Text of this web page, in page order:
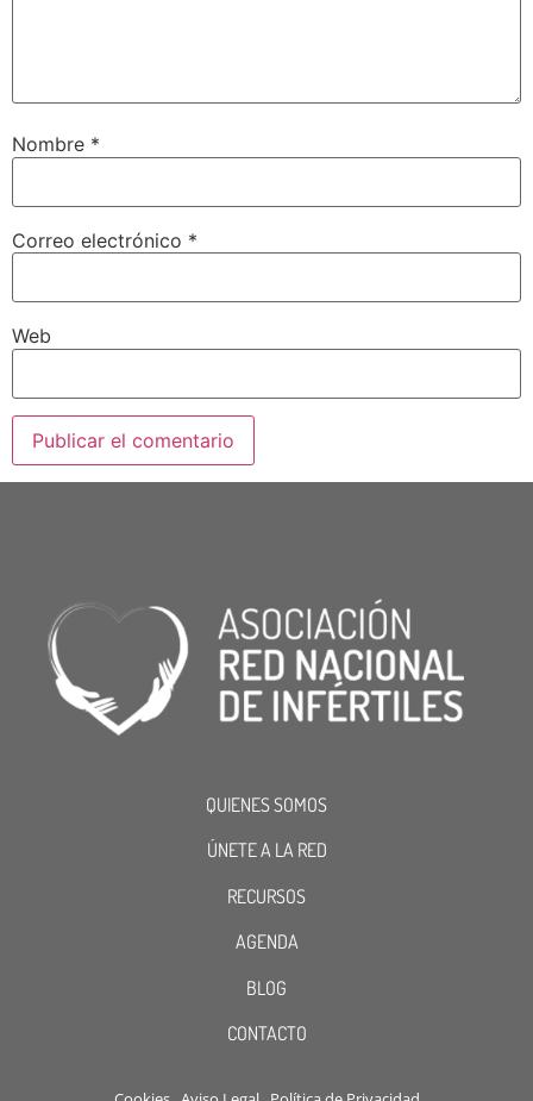
Nombre *
Correo electrónico *
Web
QUIENES SOMOS
ÚNETE A LA RED
RECURSOS
AGENDA
BLOG
CONTACTO